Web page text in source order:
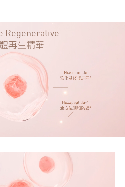
Regenerative
再生精華